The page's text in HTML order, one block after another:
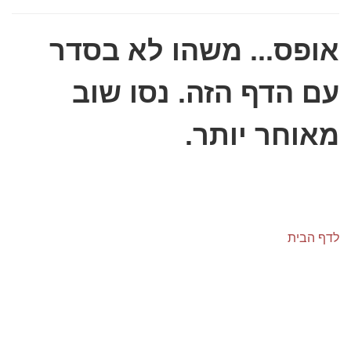
אופס... משהו לא בסדר
עם הדף הזה. נסו שוב
מאוחר יותר.
לדף הבית